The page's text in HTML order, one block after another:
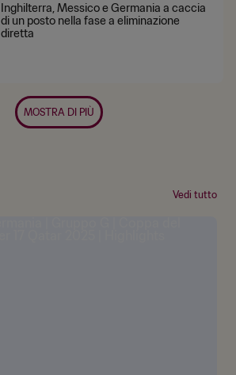
Inghilterra, Messico e Germania a caccia
di un posto nella fase a eliminazione
diretta
MOSTRA DI PIÙ
Vedi tutto